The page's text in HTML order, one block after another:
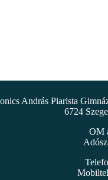
András Piarista
6724
OM